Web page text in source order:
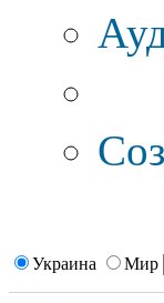
Украина Мир